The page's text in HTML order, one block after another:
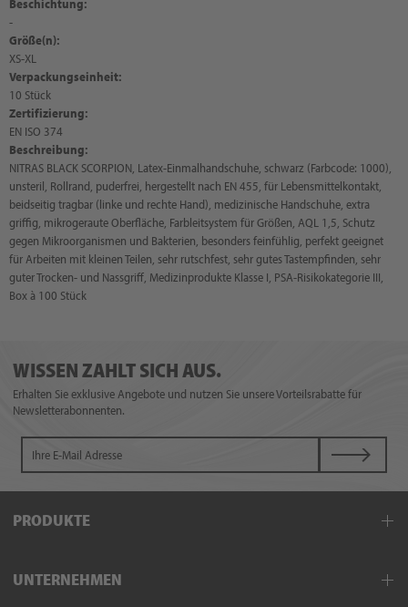
Beschichtung:
-
Größe(n):
XS-XL
Verpackungseinheit:
10 Stück
Zertifizierung:
EN ISO 374
Beschreibung:
NITRAS BLACK SCORPION, Latex-Einmalhandschuhe, schwarz (Farbcode: 1000),
unsteril, Rollrand, puderfrei, hergestellt nach EN 455, für Lebensmittelkontakt,
beidseitig tragbar (linke und rechte Hand), medizinische Handschuhe, extra
griffig, mikrogeraute Oberfläche, Farbleitsystem für Größen, AQL 1,5, Schutz
gegen Mikroorganismen und Bakterien, besonders feinfühlig, perfekt geeignet
für Arbeiten mit kleinen Teilen, sehr rutschfest, sehr gutes Tastempfinden, sehr
guter Trocken- und Nassgriff, Medizinprodukte Klasse I, PSA-Risikokategorie III,
Box à 100 Stück
WISSEN ZAHLT SICH AUS.
Erhalten Sie exklusive Angebote und nutzen Sie unsere Vorteilsrabatte für
Newsletterabonnenten.
PRODUKTE
Einmalhandschuhe
UNTERNEHMEN